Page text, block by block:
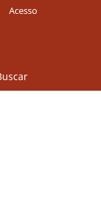
Acesso